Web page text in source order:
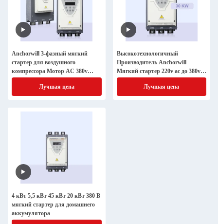
Anchorwill 3-фазный мягкий
стартер для воздушного
компрессора Мотор AC 380v
45kw для теплового насоса и
кондиционераЛучшая цена
Высокотехнологичный
Производитель Anchorwill
Мягкий стартер 220v ac до 380v
ac двигатель ac 3-фазный
высококачественный инвертор
380v 30kw
Лучшая цена
4 кВт 5,5 кВт 45 кВт 20 кВт 380 В
мягкий стартер для домашнего
аккумулятора